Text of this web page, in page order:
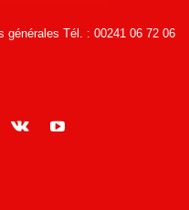
générales Tél. : 00241 06 72 06